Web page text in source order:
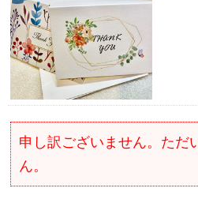
申し訳ございません。ただ
ん。